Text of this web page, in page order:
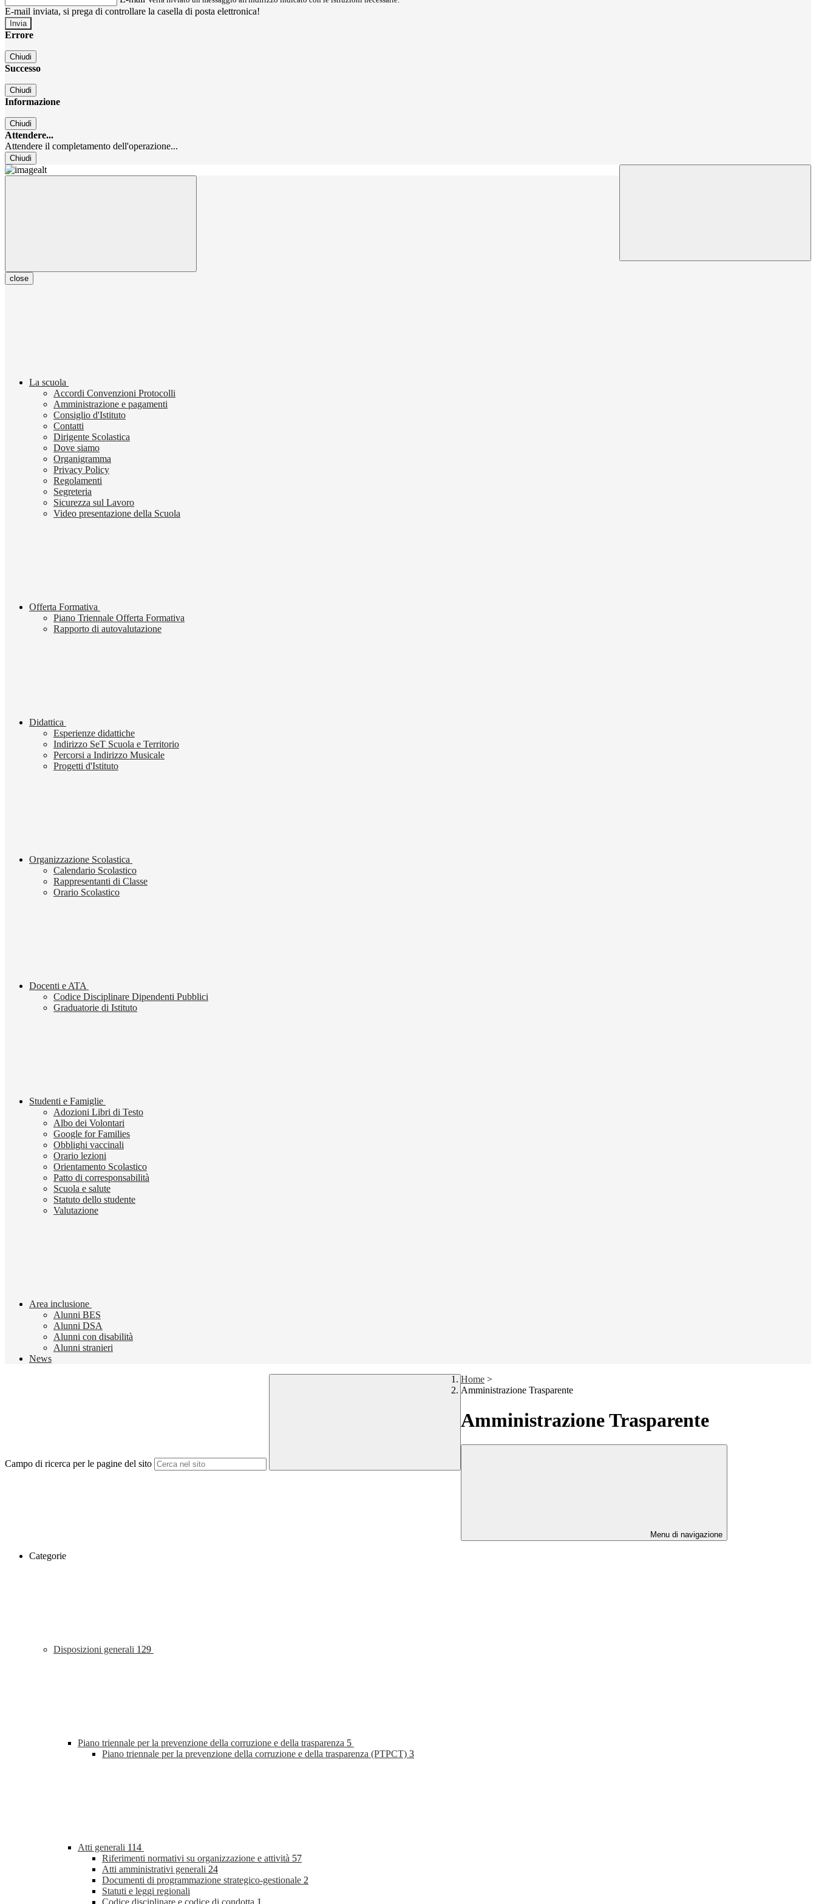
E-mail inviata, si prega di controllare la casella di posta elettronica!
Errore
Chiudi
Successo
Chiudi
Informazione
Chiudi
Attendere...
Attendere il completamento dell'operazione...
Chiudi
close
La scuola
Accordi Convenzioni Protocolli
Amministrazione e pagamenti
Consiglio d'Istituto
Contatti
Dirigente Scolastica
Dove siamo
Organigramma
Privacy Policy
Regolamenti
Segreteria
Sicurezza sul Lavoro
Video presentazione della Scuola
Offerta Formativa
Piano Triennale Offerta Formativa
Rapporto di autovalutazione
Didattica
Esperienze didattiche
Indirizzo SeT Scuola e Territorio
Percorsi a Indirizzo Musicale
Progetti d'Istituto
Organizzazione Scolastica
Calendario Scolastico
Rappresentanti di Classe
Orario Scolastico
Docenti e ATA
Codice Disciplinare Dipendenti Pubblici
Graduatorie di Istituto
Studenti e Famiglie
Adozioni Libri di Testo
Albo dei Volontari
Google for Families
Obblighi vaccinali
Orario lezioni
Orientamento Scolastico
Patto di corresponsabilità
Scuola e salute
Statuto dello studente
Valutazione
Area inclusione
Alunni BES
Alunni DSA
Alunni con disabilità
Alunni stranieri
News
Campo di ricerca per le pagine del sito
Home >
Amministrazione Trasparente
Amministrazione Trasparente
Menu di navigazione
Categorie
Disposizioni generali 129
Piano triennale per la prevenzione della corruzione e della trasparenza 5
Piano triennale per la prevenzione della corruzione e della trasparenza (PTPCT) 3
Atti generali 114
Riferimenti normativi su organizzazione e attività 57
Atti amministrativi generali 24
Documenti di programmazione strategico-gestionale 2
Statuti e leggi regionali